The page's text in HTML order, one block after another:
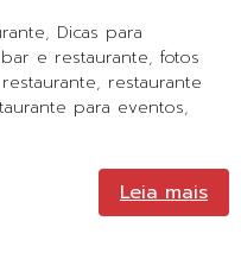
, Dicas para
e restaurante, fotos
, restaurante
para eventos,
Leia mais